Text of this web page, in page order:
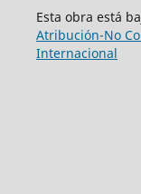
Esta obra está
Atribución-No
Internacional